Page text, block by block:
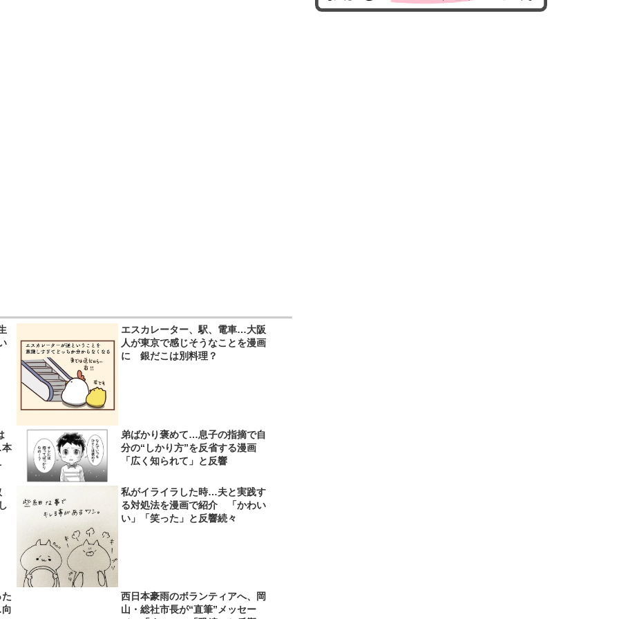
エスカレーター、駅、電車…大阪
人が東京で感じそうなことを漫画
に 銀だこは別料理？
本
弟ばかり褒めて…息子の指摘で自
分の“しかり方”を反省する漫画
「広く知られて」と反響
私がイライラした時…夫と実践す
る対処法を漫画で紹介 「かわい
い」「笑った」と反響続々
西日本豪雨のボランティアへ、岡
山・総社市長が“直筆”メッセー